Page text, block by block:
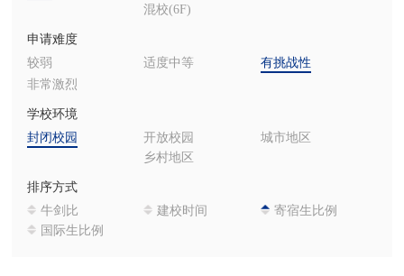
混校(6F)
申请难度
较弱
适度中等
有挑战性
非常激烈
学校环境
封闭校园
开放校园
城市地区
乡村地区
排序方式
牛剑比
建校时间
寄宿生比例
国际生比例